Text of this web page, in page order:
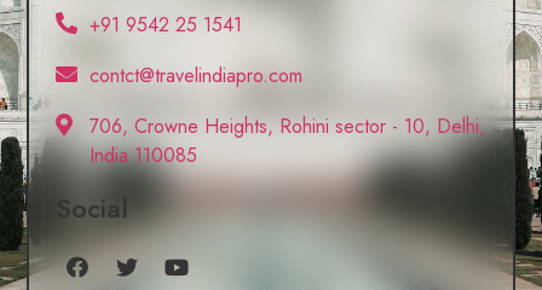
+91 9542 25 1541
contct@travelindiapro.com
706, Crowne Heights, Rohini sector - 10, Delhi,
India 110085
Social